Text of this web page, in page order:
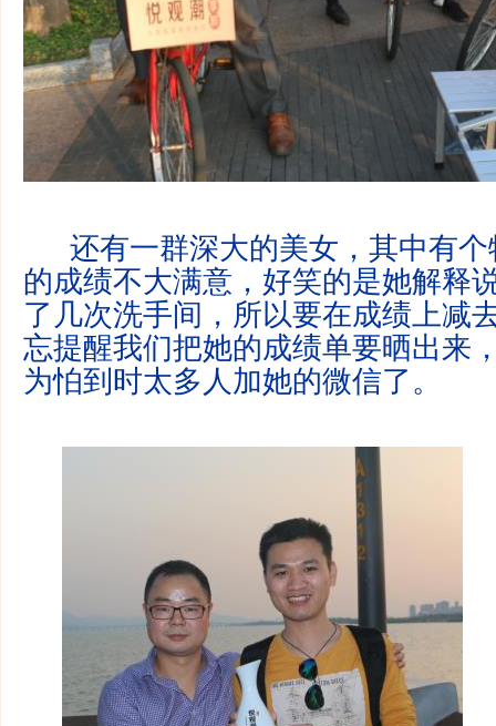
还有一群深大的美女，其中有个
的成绩不大满意，好笑的是她解释
了几次洗手间，所以要在成绩上减
忘提醒我们把她的成绩单要晒出来
为怕到时太多人加她的微信了。